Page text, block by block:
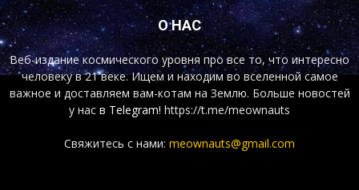
О НАС
Веб-издание космического уровня про все то, что интересно
человеку в 21 веке. Ищем и находим во вселенной самое
важное и доставляем вам-котам на Землю. Больше новостей
у нас в Telegram! https://t.me/meownauts
Свяжитесь с нами: meownauts@gmail.com